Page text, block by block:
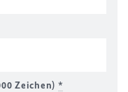
Zeichen) *